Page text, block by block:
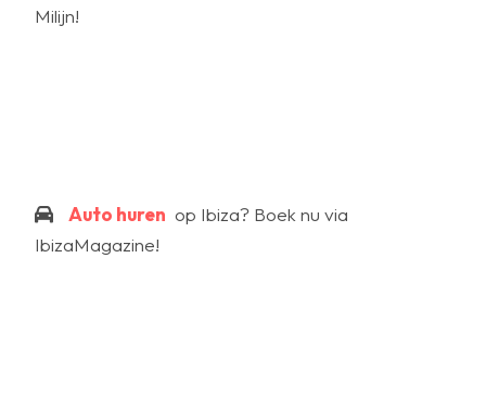
Milijn!
Auto huren op Ibiza? Boek nu via
IbizaMagazine!